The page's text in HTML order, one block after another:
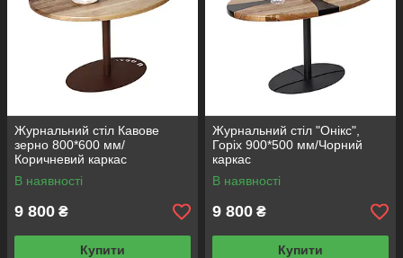
Журнальний стіл Кавове
зерно 800*600 мм/
Коричневий каркас
В наявності
9 800 ₴
Купити
Журнальний стіл "Онікс",
Горіх 900*500 мм/Чорний
каркас
В наявності
9 800 ₴
Купити